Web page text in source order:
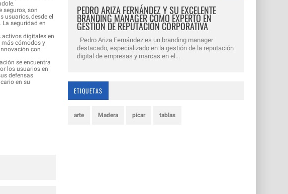
seguros, son
usuarios, desde el
. La seguridad en
activos digitales en
más cómodos y
con
se encuentra
los usuarios en
defensas
en su
PEDRO ARIZA FERNÁNDEZ Y SU EXCELENTE
BRANDING MANAGER COMO EXPERTO EN
GESTIÓN DE REPUTACIÓN CORPORATIVA
Pedro Ariza Fernández es un branding manager
destacado, especializado en la gestión de la reputación
digital de empresas y marcas en el...
ETIQUETAS
arte Madera pícar tablas